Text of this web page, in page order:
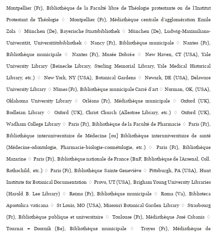
Montpellier (Fr), Bibliothèque de la Faculté libre de Théologie pro­tes­tante ou de l’Institut
Protestant de Théologie ♢ Montpellier (Fr), Médiathèque cen­trale d’agglo­mé­ra­tion Emile
Zola ♢ München (De), Bayerische Staatsbibliothek ♢ München (De), Ludwig-Maximilians-
Universität, Universitätsbibliothek ♢ Nancy (Fr), Bibliothèque muni­ci­pale ♢ Nantes (Fr),
Bibliothèque muni­ci­pale ♢ Nantes (Fr), Musée Dobrée ♢ New Haven, CT (USA), Yale
University Library (Beinecke Library, Sterling Memorial Library, Yale Medical Historical
Library, etc.) ♢ New York, NY (USA), Botanical Gardens ♢ Newark, DE (USA), Delaware
University Library ♢ Nîmes (Fr), Bibliothèque muni­ci­pale Carré d’art ♢ Norman, OK, (USA),
Oklahoma University Library ♢ Orléans (Fr), Médiathèque muni­ci­pale ♢ Oxford (UK),
Bodleian Library ♢ Oxford (UK), Christ Church (Allestree Library, etc.) ♢ Oxford (UK),
Wadham College Library ♢ Paris (Fr), Bibliothèque de la Faculté de Pharmacie ♢ Paris (Fr),
Bibliothèque inte­ru­ni­ver­si­taire de Médecine [ou] Bibliothèque inte­ru­ni­ver­si­taire de santé
(Médecine-odon­to­lo­gie, Pharmacie-bio­lo­gie-cos­mé­to­lo­gie, etc.) ♢ Paris (Fr), Bibliothèque
Mazarine ♢ Paris (Fr), Bibliothèque nationale de France (BnF, Bibliothèque de l’Arsenal, Coll.
Rothschild, etc.) ♢ Paris (Fr), Bibliothèque Sainte Geneviève ♢ Pittsburgh, PA (USA), Hunt
Institute for Botanical Documentation ♢ Provo, UT (USA), Brigham Young University Libraries
(Harold B. Lee Library) ♢ Reims (Fr), Bibliothèque muni­ci­pale ♢ Roma (Va), Biblioteca
Apostolica vaticana ♢ St Louis, MO (USA), Missouri Botanical Garden Library ♢ Strasbourg
(Fr), Bibliothèque publi­que et uni­ver­si­taire ♢ Toulouse (Fr), Médiathèque José Cabanis ♢
Tournai = Doornik (Be), Bibliothèque muni­ci­pale ♢ Troyes (Fr), Médiathèque de